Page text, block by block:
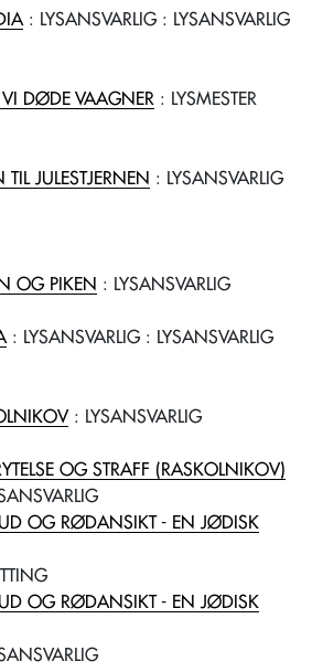
: LYSANSVARLIG: LYSANSVARLIG
DØDE VAAGNER : LYSMESTER
TIL JULESTJERNEN : LYSANSVARLIG
OG PIKEN : LYSANSVARLIG
: LYSANSVARLIG: LYSANSVARLIG
: LYSANSVARLIG
OG STRAFF (RASKOLNIKOV)
OG RØDANSIKT - EN JØDISK
OG RØDANSIKT - EN JØDISK